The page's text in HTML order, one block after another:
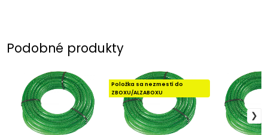
Podobné produkty
Položka sa nezmestí do
ZBOXU/ALZABOXU